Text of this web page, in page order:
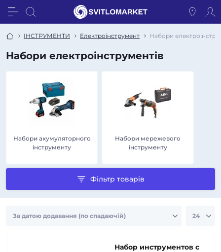
ІНСТРУМЕНТИ Електроінструмент Набори
Набори електроінструментів
Набори акумуляторного
інструменту
Набори мережевого
інструменту
Фільтр товарів
Набор инструментов с